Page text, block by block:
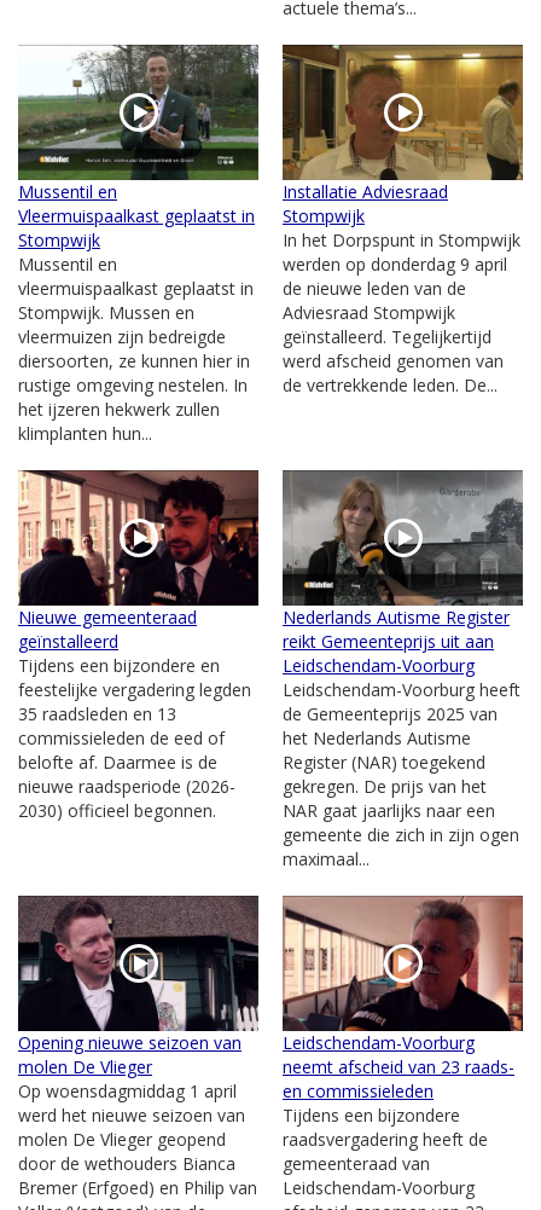
actuele thema’s...
Mussentil en
Vleermuispaalkast geplaatst in
Stompwijk
Mussentil en
vleermuispaalkast geplaatst in
Stompwijk. Mussen en
vleermuizen zijn bedreigde
diersoorten, ze kunnen hier in
rustige omgeving nestelen. In
het ijzeren hekwerk zullen
klimplanten hun...
Installatie Adviesraad
Stompwijk
In het Dorpspunt in Stompwijk
werden op donderdag 9 april
de nieuwe leden van de
Adviesraad Stompwijk
geïnstalleerd. Tegelijkertijd
werd afscheid genomen van
de vertrekkende leden. De...
Nieuwe gemeenteraad
geïnstalleerd
Tijdens een bijzondere en
feestelijke vergadering legden
35 raadsleden en 13
commissieleden de eed of
belofte af. Daarmee is de
nieuwe raadsperiode (2026-
2030) officieel begonnen.
Nederlands Autisme Register
reikt Gemeenteprijs uit aan
Leidschendam-Voorburg
Leidschendam-Voorburg heeft
de Gemeenteprijs 2025 van
het Nederlands Autisme
Register (NAR) toegekend
gekregen. De prijs van het
NAR gaat jaarlijks naar een
gemeente die zich in zijn ogen
maximaal...
Opening nieuwe seizoen van
molen De Vlieger
Op woensdagmiddag 1 april
werd het nieuwe seizoen van
molen De Vlieger geopend
door de wethouders Bianca
Bremer (Erfgoed) en Philip van
Leidschendam-Voorburg
neemt afscheid van 23 raads-
en commissieleden
Tijdens een bijzondere
raadsvergadering heeft de
gemeenteraad van
Leidschendam-Voorburg